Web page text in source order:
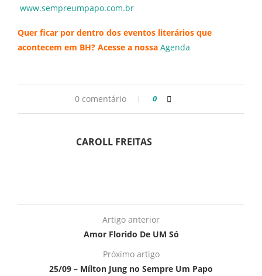
www.sempreumpapo.com.br
Quer ficar por dentro dos eventos literários que
acontecem em BH? Acesse a nossa Agenda
0 comentário 0
CAROLL FREITAS
Artigo anterior
Amor Florido De UM Só
Próximo artigo
25/09 – Mílton Jung no Sempre Um Papo